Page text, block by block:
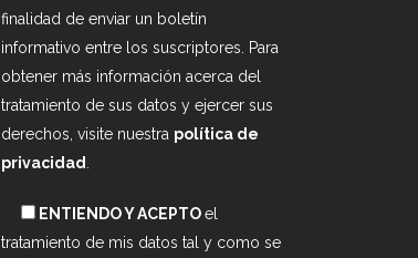
finalidad de enviar un boletín
informativo entre los suscriptores. Para
obtener más información acerca del
tratamiento de sus datos y ejercer sus
derechos, visite nuestra política de
privacidad
ENTIENDO Y ACEPTOel
tratamiento de mis datos tal y como se